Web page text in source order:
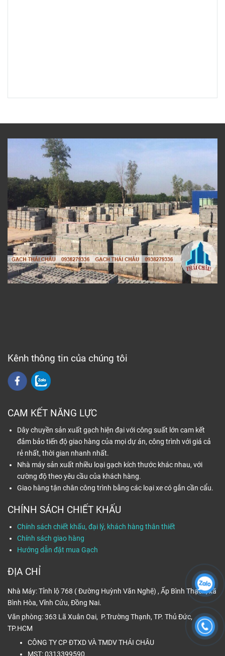
Kênh thông tin của chúng tôi
CAM KẾT NĂNG LỰC
Dây chuyền sản xuất gạch hiện đại với công suất lớn cam kết
đảm bảo tiến độ giao hàng của mọi dự án, công trình với giá cả
rẻ nhất, thời gian nhanh nhất.
Nhà máy sản xuất nhiều loại gạch kích thước khác nhau, với
cường độ theo yêu cầu của khách hàng.
Giao hàng tận chân công trình bằng các loại xe có gắn cần cẩu.
CHÍNH SÁCH CHIẾT KHẤU
Chính sách chiết khấu, đại lý, khách hàng thân thiết
Chính sách giao hàng
Hướng dẫn đặt mua Gạch
ĐỊA CHỈ
Nhà Máy: Tỉnh lộ 768 ( Đường Huỳnh Văn Nghệ) , Ấp Bình Thạch, xã
Bình Hòa, Vĩnh Cửu, Đồng Nai.
Văn phòng: 363 Lã Xuân Oai, P.Trường Thạnh, TP. Thủ Đức,
TP.HCM
CÔNG TY CP ĐTXD VÀ TMDV THÁI CHÂU